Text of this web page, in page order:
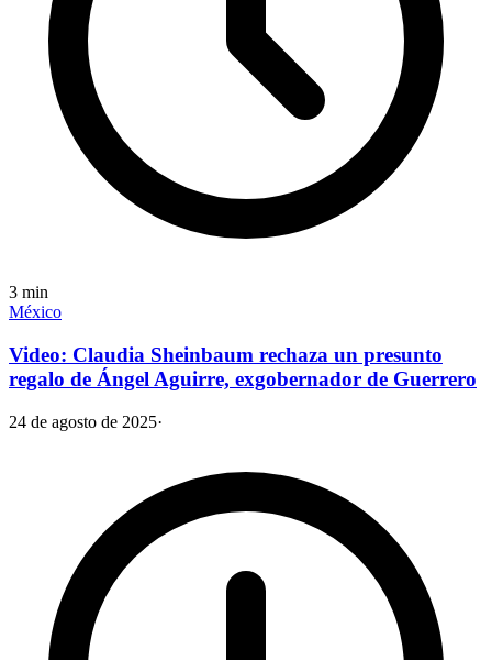
3 min
México
Video: Claudia Sheinbaum rechaza un presunto
regalo de Ángel Aguirre, exgobernador de Guerrero
24 de agosto de 2025·